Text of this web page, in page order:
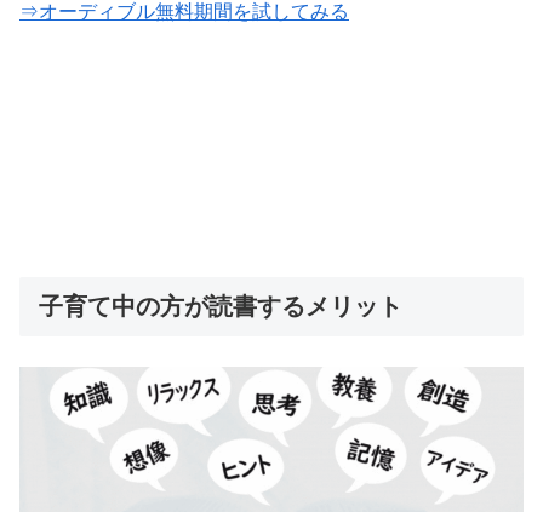
⇒オーディブル無料期間を試してみる
子育て中の方が読書するメリット